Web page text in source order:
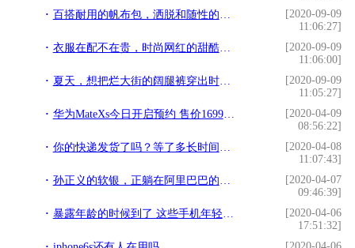
百搭耐用的帆布包，洒脱和随性的时尚态度，你值得拥有
[2020-09-09
11:06:27]
衣服在配不在贵，时尚网红的甜酷穿搭技巧分享，轻松穿出高级美
[2020-09-09
11:06:00]
夏天，想把烂大街的阔腿裤穿出时髦感？款式、搭配一个都不能落下
[2020-09-09
11:05:27]
华为MateXs今日开启预约 售价16999元你想要的它都有
[2020-04-09
08:56:22]
你的快递发货了吗？等了多长时间？有没有看到这样的通知
[2020-04-08
11:07:43]
孙正义的软银，正躺在阿里巴巴的身上大吃大喝
[2020-04-07
09:46:39]
暴露年龄的时候到了 这些手机年轻人肯定没用过
[2020-04-06
17:51:32]